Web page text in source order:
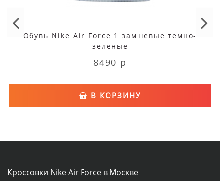
Обувь Nike Air Force 1 замшевые темно-
зеленые
8490 р
В КОРЗИНУ
Кроссовки Nike Air Force в Москве